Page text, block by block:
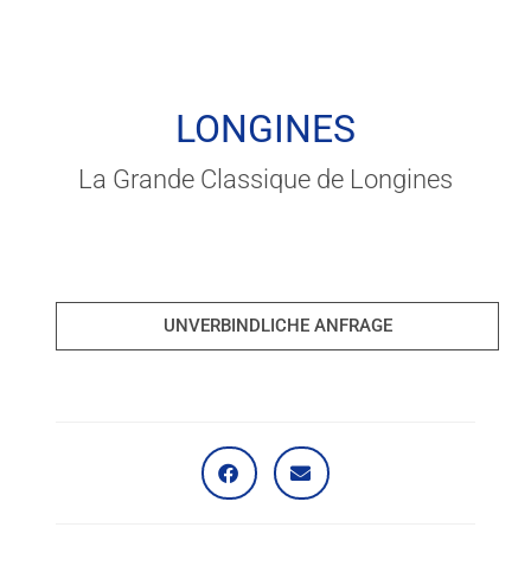
LONGINES
La Grande Classique de Longines
UNVERBINDLICHE ANFRAGE